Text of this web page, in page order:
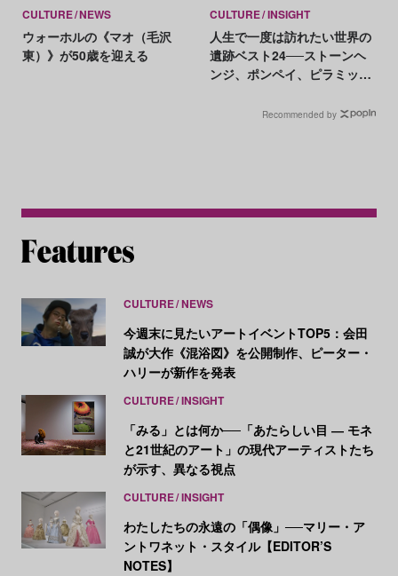
CULTURE NEWS
ウォーホルの《マオ（毛沢
東）》が50歳を迎える
CULTURE INSIGHT
人生で一度は訪れたい世界の
遺跡ベスト24──ストーンヘ
ンジ、ポンペイ、ピラミッ
Recommended by
CULTURE NEWS
今週末に見たいアートイベントTOP5：会田
誠が大作《混浴図》を公開制作、ピーター・
ハリーが新作を発表
CULTURE INSIGHT
「みる」とは何か──「あたらしい目 ― モネ
と21世紀のアート」の現代アーティストたち
が示す、異なる視点
CULTURE INSIGHT
わたしたちの永遠の「偶像」──マリー・ア
ントワネット・スタイル【EDITOR’S
NOTES】